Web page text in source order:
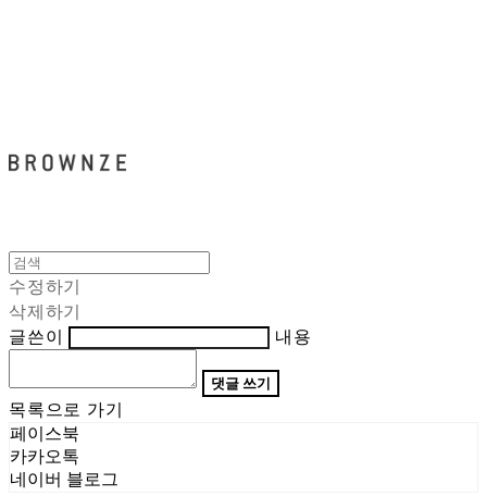
수정하기
삭제하기
글쓴이
내용
댓글 쓰기
목록으로 가기
페이스북
카카오톡
네이버 블로그